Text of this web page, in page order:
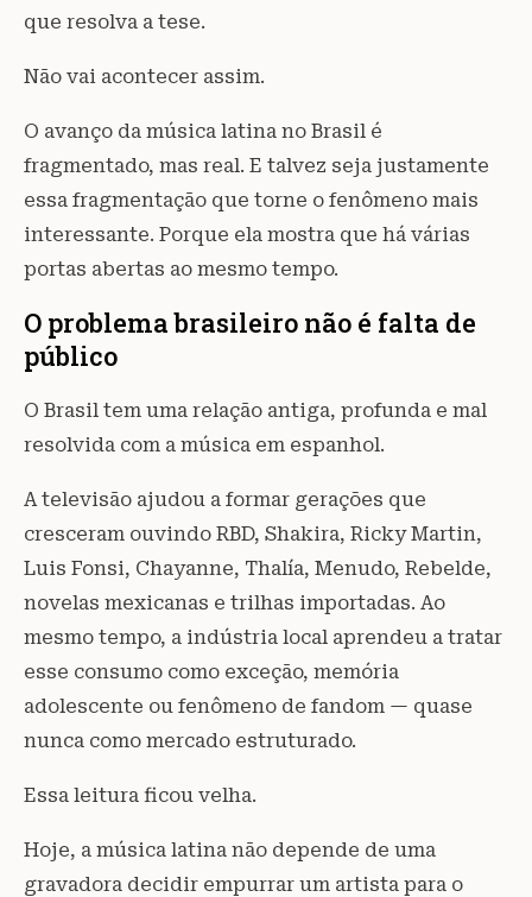
que resolva a tese.
Não vai acontecer assim.
O avanço da música latina no Brasil é
fragmentado, mas real. E talvez seja justamente
essa fragmentação que torne o fenômeno mais
interessante. Porque ela mostra que há várias
portas abertas ao mesmo tempo.
O problema brasileiro não é falta de
público
O Brasil tem uma relação antiga, profunda e mal
resolvida com a música em espanhol.
A televisão ajudou a formar gerações que
cresceram ouvindo RBD, Shakira, Ricky Martin,
Luis Fonsi, Chayanne, Thalía, Menudo, Rebelde,
novelas mexicanas e trilhas importadas. Ao
mesmo tempo, a indústria local aprendeu a tratar
esse consumo como exceção, memória
adolescente ou fenômeno de fandom — quase
nunca como mercado estruturado.
Essa leitura ficou velha.
Hoje, a música latina não depende de uma
gravadora decidir empurrar um artista para o